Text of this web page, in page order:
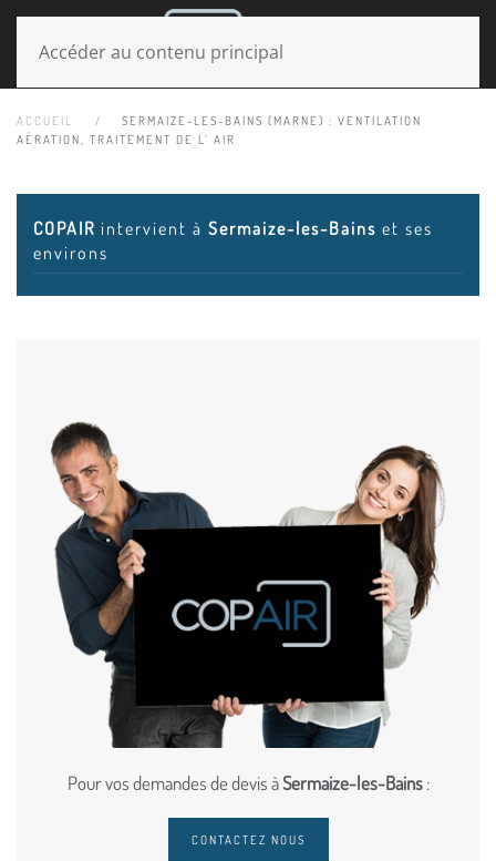
Accéder au contenu principal
ACCUEIL
SERMAIZE-LES-BAINS (MARNE) : VENTILATION
AÉRATION, TRAITEMENT DE L’ AIR
COPAIR intervient à Sermaize-les-Bains et ses
environs
Pour vos demandes de devis àSermaize-les-Bains:
CONTACTEZ NOUS